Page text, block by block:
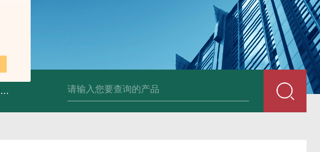
D2000P-200K-1200-600-